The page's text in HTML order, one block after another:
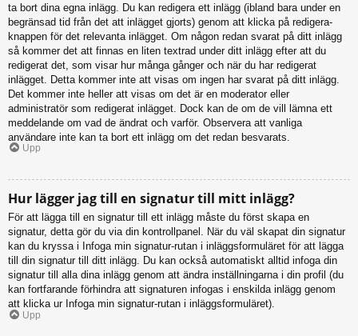
ta bort dina egna inlägg. Du kan redigera ett inlägg (ibland bara under en
begränsad tid från det att inlägget gjorts) genom att klicka på redigera-
knappen för det relevanta inlägget. Om någon redan svarat på ditt inlägg
så kommer det att finnas en liten textrad under ditt inlägg efter att du
redigerat det, som visar hur många gånger och när du har redigerat
inlägget. Detta kommer inte att visas om ingen har svarat på ditt inlägg.
Det kommer inte heller att visas om det är en moderator eller
administratör som redigerat inlägget. Dock kan de om de vill lämna ett
meddelande om vad de ändrat och varför. Observera att vanliga
användare inte kan ta bort ett inlägg om det redan besvarats.
Upp
Hur lägger jag till en signatur till mitt inlägg?
För att lägga till en signatur till ett inlägg måste du först skapa en
signatur, detta gör du via din kontrollpanel. När du väl skapat din signatur
kan du kryssa i Infoga min signatur-rutan i inläggsformuläret för att lägga
till din signatur till ditt inlägg. Du kan också automatiskt alltid infoga din
signatur till alla dina inlägg genom att ändra inställningarna i din profil (du
kan fortfarande förhindra att signaturen infogas i enskilda inlägg genom
att klicka ur Infoga min signatur-rutan i inläggsformuläret).
Upp